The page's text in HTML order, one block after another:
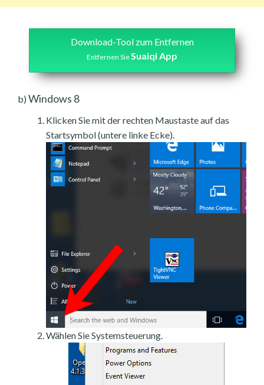
Download-Tool zum Entfernen
Entfernen Sie Suaiqi App
b) Windows 8
Klicken Sie mit der rechten Maustaste auf das
Startsymbol (untere linke Ecke).
Wählen Sie Systemsteuerung.